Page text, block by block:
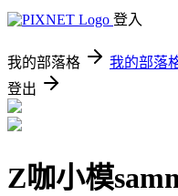
登入
我的部落格 我的部落
登出
Z咖小模